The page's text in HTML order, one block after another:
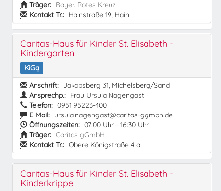
Träger: Bayer. Rotes Kreuz
Kontakt Tr.: Hainstraße 19, Hain
Caritas-Haus für Kinder St. Elisabeth -
Kindergarten
KiGa
Anschrift: Jakobsberg 31, Michelsberg/Sand
Ansprechp.: Frau Ursula Nagengast
Telefon: 0951 95223-400
E-Mail: ursula.nagengast@caritas-ggmbh.de
Öffnungszeiten: 07:00 Uhr - 16:30 Uhr
Träger: Caritas gGmbH
Kontakt Tr.: Obere Königstraße 4 a
Caritas-Haus für Kinder St. Elisabeth -
Kinderkrippe